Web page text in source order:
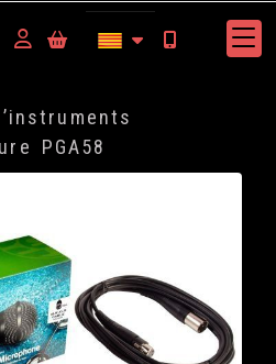
Identifícat
PGA58